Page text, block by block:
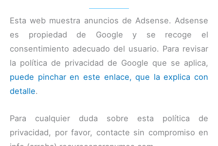
Esta web muestra anuncios de Adsense. Adsense
es propiedad de Google y se recoge el
consentimiento adecuado del usuario. Para revisar
la política de privacidad de Google que se aplica,
puede pinchar en este enlace, que la explica con
detalle.
Para cualquier duda sobre esta política de
privacidad, por favor, contacte sin compromiso en